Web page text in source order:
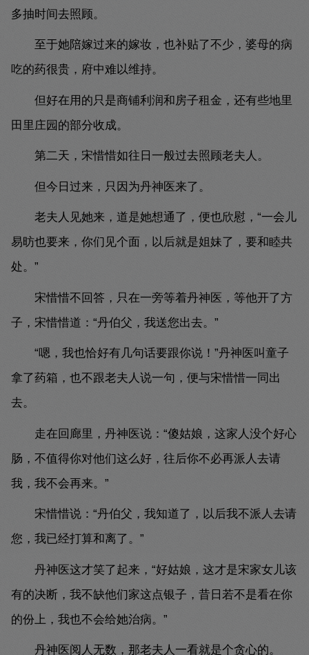
多抽时间去照顾。
至于她陪嫁过来的嫁妆，也补贴了不少，婆母的病
吃的药很贵，府中难以维持。
但好在用的只是商铺利润和房子租金，还有些地里
田里庄园的部分收成。
第二天，宋惜惜如往日一般过去照顾老夫人。
但今日过来，只因为丹神医来了。
老夫人见她来，道是她想通了，便也欣慰，“一会儿
易昉也要来，你们见个面，以后就是姐妹了，要和睦共
处。”
宋惜惜不回答，只在一旁等着丹神医，等他开了方
子，宋惜惜道：“丹伯父，我送您出去。”
“嗯，我也恰好有几句话要跟你说！”丹神医叫童子
拿了药箱，也不跟老夫人说一句，便与宋惜惜一同出
去。
走在回廊里，丹神医说：“傻姑娘，这家人没个好心
肠，不值得你对他们这么好，往后你不必再派人去请
我，我不会再来。”
宋惜惜说：“丹伯父，我知道了，以后我不派人去请
您，我已经打算和离了。”
丹神医这才笑了起来，“好姑娘，这才是宋家女儿该
有的决断，我不缺他们家这点银子，昔日若不是看在你
的份上，我也不会给她治病。”
丹神医阅人无数，那老夫人一看就是个贪心的。